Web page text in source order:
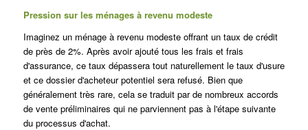
Pression sur les ménages à revenu modeste
Imaginez un ménage à revenu modeste offrant un taux de crédit
de près de 2%. Après avoir ajouté tous les frais et frais
d'assurance, ce taux dépassera tout naturellement le taux d'usure
et ce dossier d'acheteur potentiel sera refusé. Bien que
généralement très rare, cela se traduit par de nombreux accords
de vente préliminaires qui ne parviennent pas à l'étape suivante
du processus d'achat.